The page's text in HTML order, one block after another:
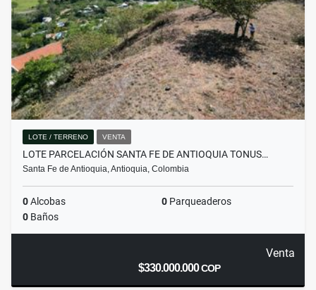
LOTE / TERRENO VENTA
LOTE PARCELACIÓN SANTA FE DE ANTIOQUIA TONUS…
Santa Fe de Antioquia, Antioquia, Colombia
0Alcobas 0 Parqueaderos
0 Baños
Venta
$330.000.000COP